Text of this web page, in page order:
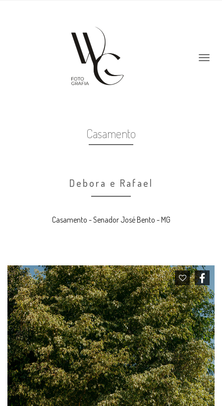
Casamento
Debora e Rafael
Casamento - Senador José Bento - MG